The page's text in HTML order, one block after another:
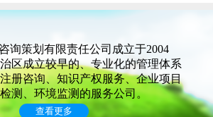
询策划有限责任公司成立于2004
区成立较早的、专业化的管理体系
册咨询、知识产权服务、企业项目
测、环境监测的服务公司。
查看更多